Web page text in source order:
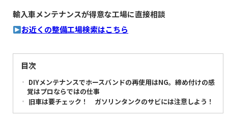
輸入車メンテナンスが得意な工場に直接相談
お近くの整備工場検索はこちら
目次
DIYメンテナンスでホースバンドの再使用はNG。締め付けの感
覚はプロならではの仕事
旧車は要チェック！ ガソリンタンクのサビには注意しよう！